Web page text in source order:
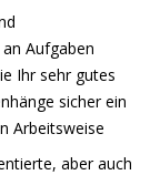
Aufgaben
Ihr sehr gutes
sicher ein
Arbeitsweise
aber auch